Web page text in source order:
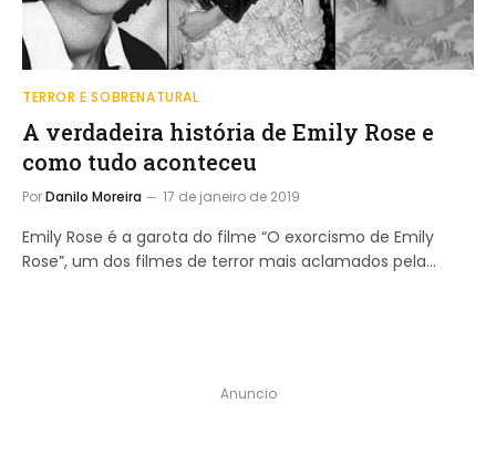
TERROR E SOBRENATURAL
A verdadeira história de Emily Rose e
como tudo aconteceu
PorDanilo Moreira 17 de janeiro de 2019
Emily Rose é a garota do filme “O exorcismo de Emily
Rose”, um dos filmes de terror mais aclamados pela…
Anuncio